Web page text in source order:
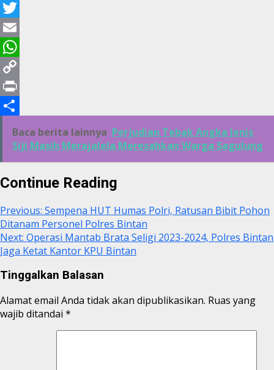
Facebook
Twitter
Email
WhatsApp
Copy
Link
Print
ShareBaca berita lainnya Perjudian Tebak Angka Jenis
Siji Masih Merajalela Meresahkan Warga Sagulung
Continue Reading
Previous: Sempena HUT Humas Polri, Ratusan Bibit Pohon
Ditanam Personel Polres Bintan
Next: Operasi Mantab Brata Seligi 2023-2024, Polres Bintan
Jaga Ketat Kantor KPU Bintan
Tinggalkan Balasan
Alamat email Anda tidak akan dipublikasikan. Ruas yang
wajib ditandai *